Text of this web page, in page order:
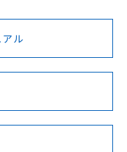
に、以下を必ずお読
BV型式承認
（フランス
KR型式
（韓国
No No
ル